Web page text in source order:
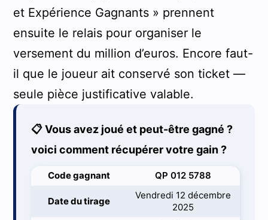
et Expérience Gagnants » prennent
ensuite le relais pour organiser le
versement du million d’euros. Encore faut-
il que le joueur ait conservé son ticket —
seule pièce justificative valable.
📋 Vous avez joué et peut-être gagné ?
voici comment récupérer votre gain ?
Code gagnant QP 012 5788
Date du tirage
Vendredi 12 décembre
2025